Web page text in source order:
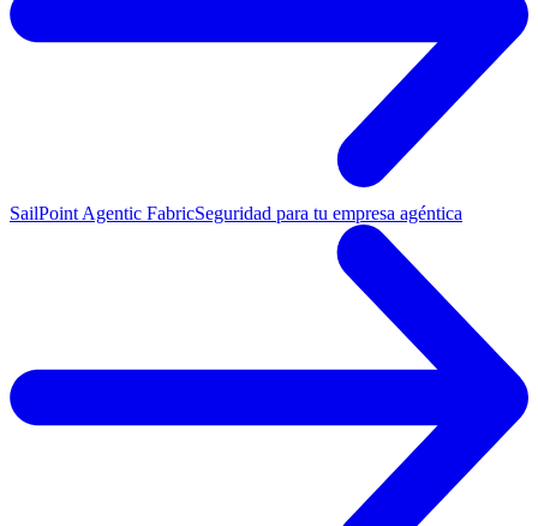
SailPoint Agentic FabricSeguridad para tu empresa agéntica